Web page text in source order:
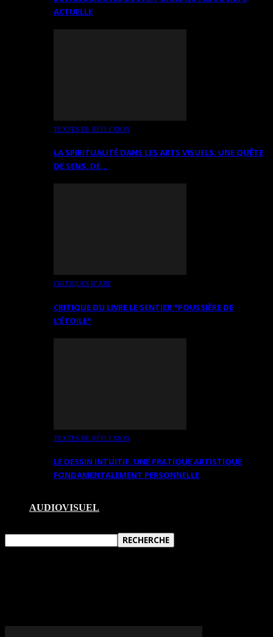
ACTUELLE
TEXTES DE RÉFLEXION
LA SPIRITUALITÉ DANS LES ARTS VISUELS: UNE QUÊTE
DE SENS, DE…
CRITIQUES D’ART
CRITIQUE DU LIVRE LE SENTIER *POUSSIÈRE DE
L’ÉTOILE*
TEXTES DE RÉFLEXION
LE DESSIN INTUITIF. UNE PRATIQUE ARTISTIQUE
FONDAMENTALEMENT PERSONNELLE
AUDIOVISUEL